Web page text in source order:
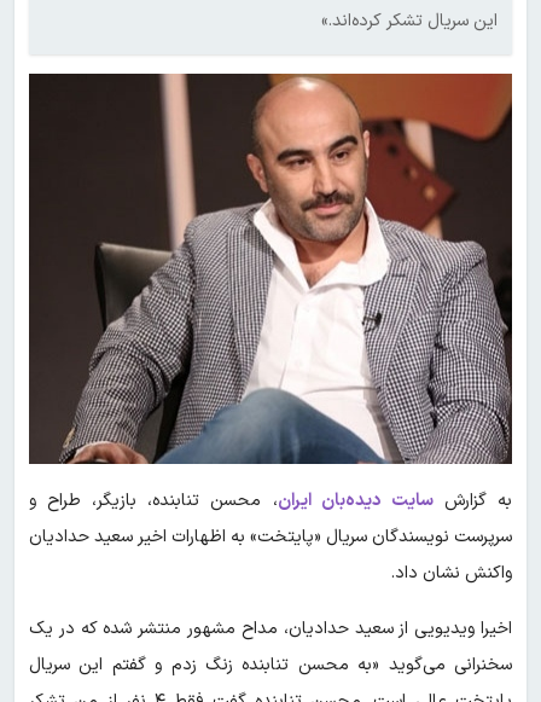
این سریال تشکر کرده‌اند.»
به گزارشسایت دیده‌بان ایران، محسن تنابنده، بازیگر، طراح و
سرپرست نویسندگان سریال «پایتخت» به اظهارات اخیر سعید حدادیان
واکنش نشان داد.
اخیرا ویدیویی از سعید حدادیان، مداح مشهور منتشر شده که در یک
سخنرانی می‌گوید «به محسن تنابنده زنگ زدم و گفتم این سریال